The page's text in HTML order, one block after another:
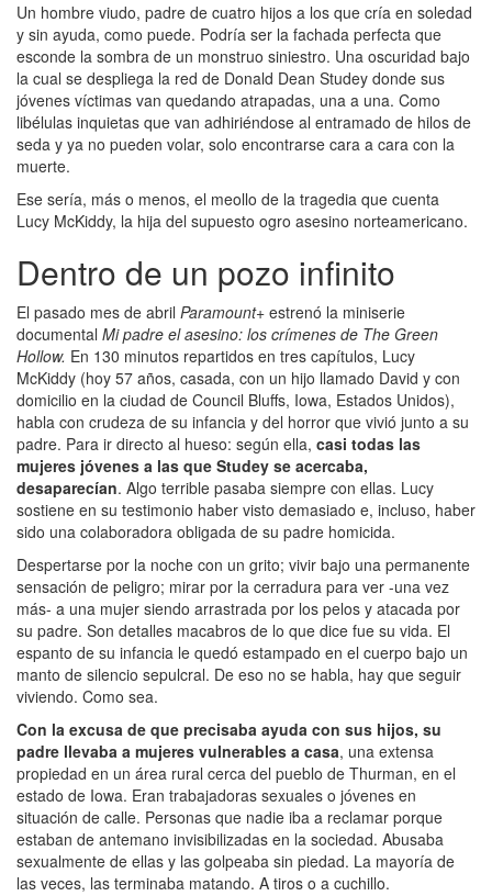
Un hombre viudo, padre de cuatro hijos a los que cría en soledad
y sin ayuda, como puede. Podría ser la fachada perfecta que
esconde la sombra de un monstruo siniestro. Una oscuridad bajo
la cual se despliega la red de Donald Dean Studey donde sus
jóvenes víctimas van quedando atrapadas, una a una. Como
libélulas inquietas que van adhiriéndose al entramado de hilos de
seda y ya no pueden volar, solo encontrarse cara a cara con la
muerte.
Ese sería, más o menos, el meollo de la tragedia que cuenta
Lucy McKiddy, la hija del supuesto ogro asesino norteamericano.
Dentro de un pozo infinito
El pasado mes de abril Paramount+ estrenó la miniserie
documental Mi padre el asesino: los crímenes de The Green
Hollow. En 130 minutos repartidos en tres capítulos, Lucy
McKiddy (hoy 57 años, casada, con un hijo llamado David y con
domicilio en la ciudad de Council Bluffs, Iowa, Estados Unidos),
habla con crudeza de su infancia y del horror que vivió junto a su
padre. Para ir directo al hueso: según ella, casi todas las
mujeres jóvenes a las que Studey se acercaba,
desaparecían. Algo terrible pasaba siempre con ellas. Lucy
sostiene en su testimonio haber visto demasiado e, incluso, haber
sido una colaboradora obligada de su padre homicida.
Despertarse por la noche con un grito; vivir bajo una permanente
sensación de peligro; mirar por la cerradura para ver -una vez
más- a una mujer siendo arrastrada por los pelos y atacada por
su padre. Son detalles macabros de lo que dice fue su vida. El
espanto de su infancia le quedó estampado en el cuerpo bajo un
manto de silencio sepulcral. De eso no se habla, hay que seguir
viviendo. Como sea.
Con la excusa de que precisaba ayuda con sus hijos, su
padre llevaba a mujeres vulnerables a casa, una extensa
propiedad en un área rural cerca del pueblo de Thurman, en el
estado de Iowa. Eran trabajadoras sexuales o jóvenes en
situación de calle. Personas que nadie iba a reclamar porque
estaban de antemano invisibilizadas en la sociedad. Abusaba
sexualmente de ellas y las golpeaba sin piedad. La mayoría de
las veces, las terminaba matando. A tiros o a cuchillo.